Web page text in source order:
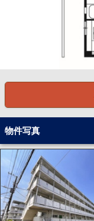
物件写真